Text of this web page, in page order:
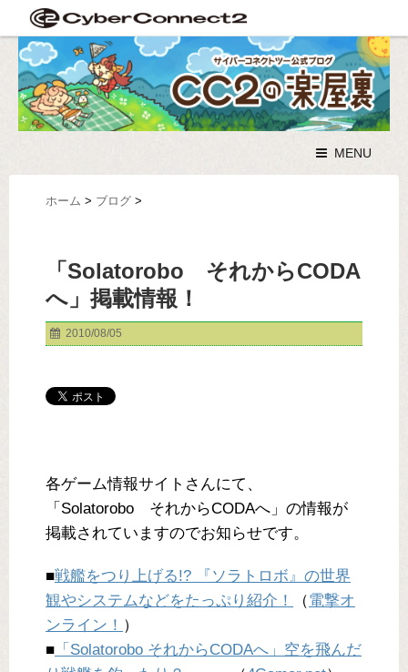
MENU
ホーム > ブログ >
「Solatorobo それからCODA
へ」掲載情報！
2010/08/05
各ゲーム情報サイトさんにて、
「Solatorobo それからCODAへ」の情報が
掲載されていますのでお知らせです。
■戦艦をつり上げる!? 『ソラトロボ』の世界
観やシステムなどをたっぷり紹介！
（電撃オ
ンライン！ ）
■ 「Solatorobo それからCODAへ」空を飛んだ